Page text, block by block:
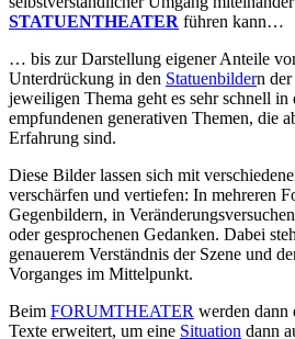
STATUENTHEATER führen kann…
… bis zur Darstellung eigener Anteile
Unterdrückung in den Statuenbildern
jeweiligen Thema geht es sehr schnell in
empfundenen generativen Themen, die
Erfahrung sind.
Diese Bilder lassen sich mit
verschärfen und vertiefen: In mehreren
Gegenbildern, in
oder gesprochenen Gedanken. Dabei
genauerem Verständnis der Szene und
Vorganges im Mittelpunkt.
Beim FORUMTHEATER werden dann
Texte erweitert, um eine Situation dann